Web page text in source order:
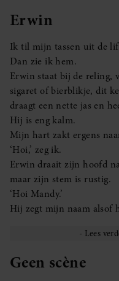
Erwin
Ik til mijn tassen uit de
Dan zie ik hem.
Erwin staat bij de reling,
sigaret of bierblikje, dit
draagt een nette jas en
Hij is eng kalm.
Mijn hart zakt ergens
‘Hoi,’ zeg ik.
Erwin draait zijn hoofd
maar zijn stem is rustig.
‘Hoi Mandy.’
Hij zegt mijn naam alsof
Geen scène